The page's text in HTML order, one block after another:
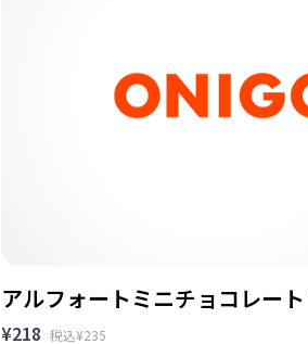
アルフォートミニチョコレー
¥218 税込¥235